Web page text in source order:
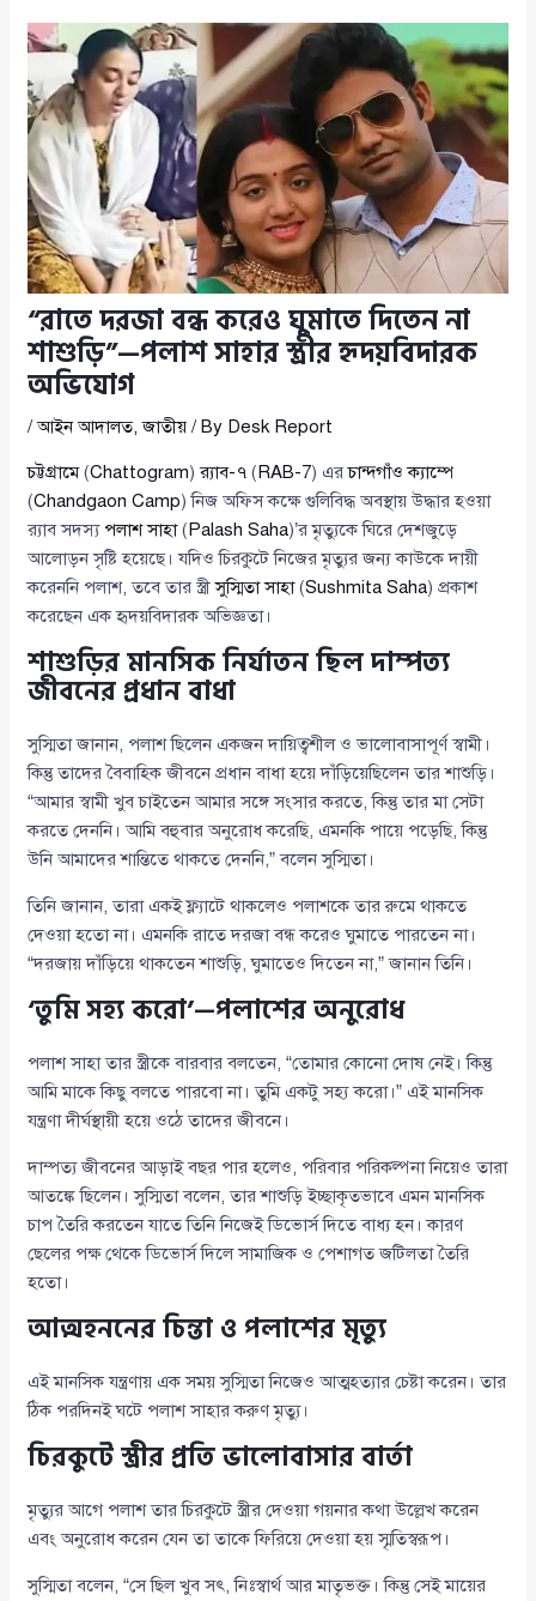
“রাতে দরজা বন্ধ করেও ঘুমাতে দিতেন না
শাশুড়ি”—পলাশ সাহার স্ত্রীর হৃদয়বিদারক
অভিযোগ
/আইন আদালত,জাতীয় / By Desk Report
চট্টগ্রামে(Chattogram)র‍্যাব-৭ (RAB-7) এরচান্দগাঁও ক্যাম্পে
(Chandgaon Camp) নিজ অফিস কক্ষে গুলিবিদ্ধ অবস্থায় উদ্ধার হওয়া
র‍্যাব সদস্য পলাশ সাহা(Palash Saha)’র মৃত্যুকে ঘিরে দেশজুড়ে
আলোড়ন সৃষ্টি হয়েছে। যদিও চিরকুটে নিজের মৃত্যুর জন্য কাউকে দায়ী
করেননি পলাশ, তবে তার স্ত্রীসুস্মিতা সাহা(Sushmita Saha) প্রকাশ
করেছেন এক হৃদয়বিদারক অভিজ্ঞতা।
শাশুড়ির মানসিক নির্যাতন ছিল দাম্পত্য
জীবনের প্রধান বাধা
সুস্মিতা জানান, পলাশ ছিলেন একজন দায়িত্বশীল ও ভালোবাসাপূর্ণ স্বামী।
কিন্তু তাদের বৈবাহিক জীবনে প্রধান বাধা হয়ে দাঁড়িয়েছিলেন তার শাশুড়ি।
“আমার স্বামী খুব চাইতেন আমার সঙ্গে সংসার করতে, কিন্তু তার মা সেটা
করতে দেননি। আমি বহুবার অনুরোধ করেছি, এমনকি পায়ে পড়েছি, কিন্তু
উনি আমাদের শান্তিতে থাকতে দেননি,” বলেন সুস্মিতা।
তিনি জানান, তারা একই ফ্ল্যাটে থাকলেও পলাশকে তার রুমে থাকতে
দেওয়া হতো না। এমনকি রাতে দরজা বন্ধ করেও ঘুমাতে পারতেন না।
“দরজায় দাঁড়িয়ে থাকতেন শাশুড়ি, ঘুমাতেও দিতেন না,” জানান তিনি।
‘তুমি সহ্য করো’—পলাশের অনুরোধ
পলাশ সাহা তার স্ত্রীকে বারবার বলতেন, “তোমার কোনো দোষ নেই। কিন্তু
আমি মাকে কিছু বলতে পারবো না। তুমি একটু সহ্য করো।” এই মানসিক
যন্ত্রণা দীর্ঘস্থায়ী হয়ে ওঠে তাদের জীবনে।
দাম্পত্য জীবনের আড়াই বছর পার হলেও, পরিবার পরিকল্পনা নিয়েও তারা
আতঙ্কে ছিলেন। সুস্মিতা বলেন, তার শাশুড়ি ইচ্ছাকৃতভাবে এমন মানসিক
চাপ তৈরি করতেন যাতে তিনি নিজেই ডিভোর্স দিতে বাধ্য হন। কারণ
ছেলের পক্ষ থেকে ডিভোর্স দিলে সামাজিক ও পেশাগত জটিলতা তৈরি
হতো।
আত্মহননের চিন্তা ও পলাশের মৃত্যু
এই মানসিক যন্ত্রণায় এক সময় সুস্মিতা নিজেও আত্মহত্যার চেষ্টা করেন। তার
ঠিক পরদিনই ঘটে পলাশ সাহার করুণ মৃত্যু।
চিরকুটে স্ত্রীর প্রতি ভালোবাসার বার্তা
মৃত্যুর আগে পলাশ তার চিরকুটে স্ত্রীর দেওয়া গয়নার কথা উল্লেখ করেন
এবং অনুরোধ করেন যেন তা তাকে ফিরিয়ে দেওয়া হয় স্মৃতিস্বরূপ।
সুস্মিতা বলেন, “সে ছিল খুব সৎ, নিঃস্বার্থ আর মাতৃভক্ত। কিন্তু সেই মায়ের